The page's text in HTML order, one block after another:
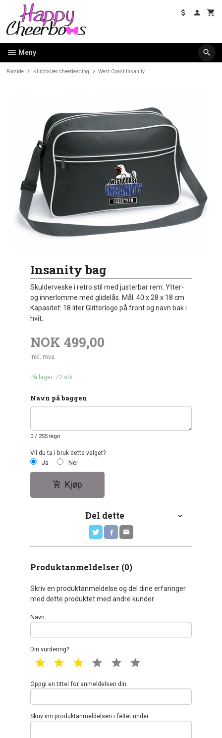
innholdet
Meny
Forside Klubbklær cheerleading West Coast Insanity
Insanity bag
Skulderveske i retro stil med justerbar rem. Ytter-
og innerlomme med glidelås. Mål: 40 x 28 x 18 cm
Kapasitet: 18 liter Glitterlogo på front og navn bak i
hvit.
NOK 499,00
inkl. mva.
På lager: 72 stk.
Navn på baggen
0 / 255 tegn
Vil du ta i bruk dette valget?
Ja
Nei
Kjøp
Del dette
Produktanmeldelser (0)
Skriv en produktanmeldelse og del dine erfaringer
med dette produktet med andre kunder.
Navn
Din vurdering?
1 star 2 star 3 star 4 star 5 star
Oppgi en tittel for anmeldelsen din
Skriv inn produktanmeldelsen i feltet under